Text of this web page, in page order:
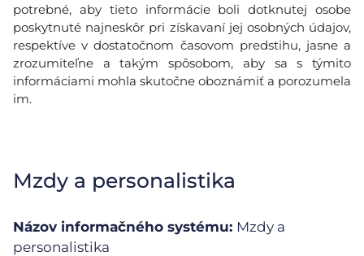
potrebné, aby tieto informácie boli dotknutej osobe
poskytnuté najneskôr pri získavaní jej osobných údajov,
respektíve v dostatočnom časovom predstihu, jasne a
zrozumiteľne a takým spôsobom, aby sa s týmito
informáciami mohla skutočne oboznámiť a porozumela
im.
Mzdy a personalistika
Názov informačného systému: Mzdy a
personalistika